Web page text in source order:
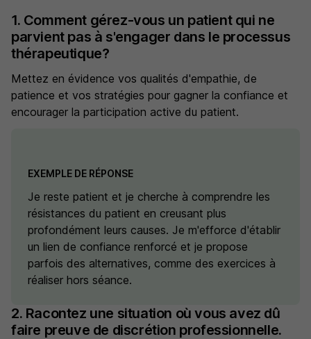
1. Comment gérez-vous un patient qui ne
parvient pas à s'engager dans le processus
thérapeutique?
Mettez en évidence vos qualités d'empathie, de
patience et vos stratégies pour gagner la confiance et
encourager la participation active du patient.
EXEMPLE DE RÉPONSE
Je reste patient et je cherche à comprendre les
résistances du patient en creusant plus
profondément leurs causes. Je m'efforce d'établir
un lien de confiance renforcé et je propose
parfois des alternatives, comme des exercices à
réaliser hors séance.
2. Racontez une situation où vous avez dû
faire preuve de discrétion professionnelle.